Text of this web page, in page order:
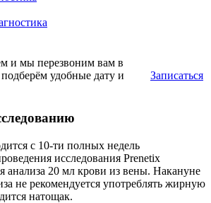
и мы перезвоним вам в
удобные дату и
Записаться
с 10-ти полных недель
исследования Prenetix
анализа 20 мл крови из вены. Накануне
не рекомендуется употреблять жирную
натощак.